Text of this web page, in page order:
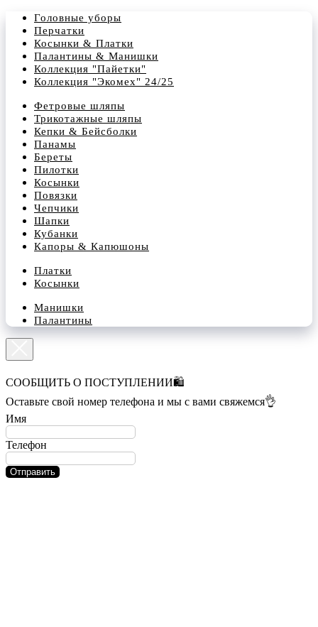
Головные уборы
Перчатки
Косынки & Платки
Палантины & Манишки
Коллекция "Пайетки"
Коллекция "Экомех" 24/25
Фетровые шляпы
Трикотажные шляпы
Кепки & Бейсболки
Панамы
Береты
Пилотки
Косынки
Повязки
Чепчики
Шапки
Кубанки
Капоры & Капюшоны
Платки
Косынки
Манишки
Палантины
СООБЩИТЬ О ПОСТУПЛЕНИИ🛍️
Оставьте свой номер телефона и мы с вами свяжемся👌
Имя
Телефон
Отправить